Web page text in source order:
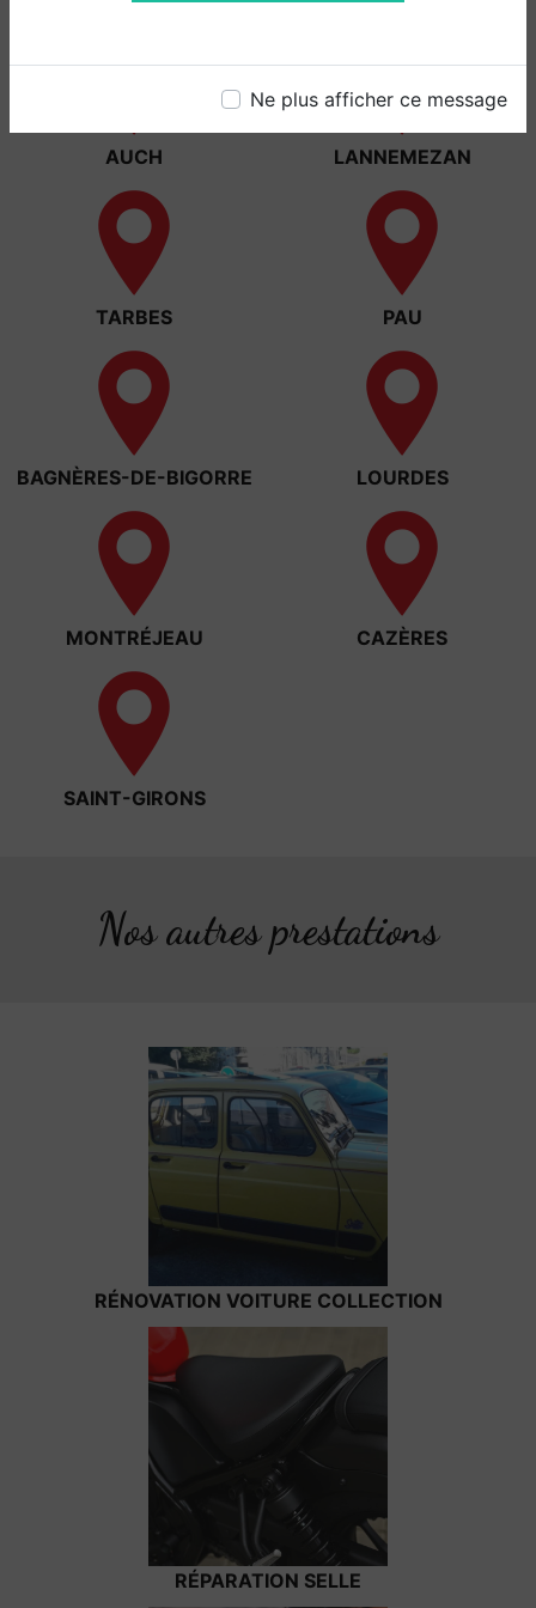
Ne plus afficher ce message
AUCH LANNEMEZAN
TARBES PAU
BAGNÈRES-DE-BIGORRE LOURDES
MONTRÉJEAU CAZÈRES
SAINT-GIRONS
Nos autres prestations
RÉNOVATION VOITURE COLLECTION
RÉPARATION SELLE